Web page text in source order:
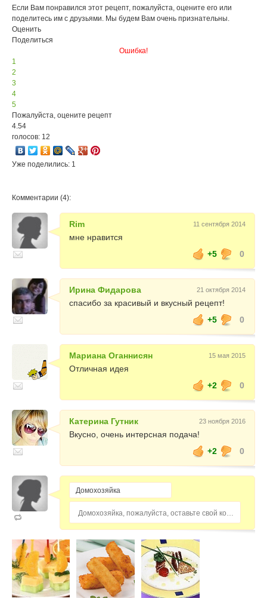
Если Вам понравился этот рецепт, пожалуйста, оцените его или
поделитесь им с друзьями. Мы будем Вам очень признательны.
Оценить
Поделиться
Ошибка!
1
2
3
4
5
Пожалуйста, оцените рецепт
4.54
голосов: 12
Уже поделились: 1
Комментарии (4):
Rim 11 сентября 2014
мне нравится
+5
0
Ирина Фидарова 21 октября 2014
спасибо за красивый и вкусный рецепт!
+5
0
Мариана Оганнисян 15 мая 2015
Отличная идея
+2
0
Катерина Гутник 23 ноября 2016
Вкусно, очень интерсная подача!
+2
0
Домохозяйка, пожалуйста, оставьте свой комментарий...